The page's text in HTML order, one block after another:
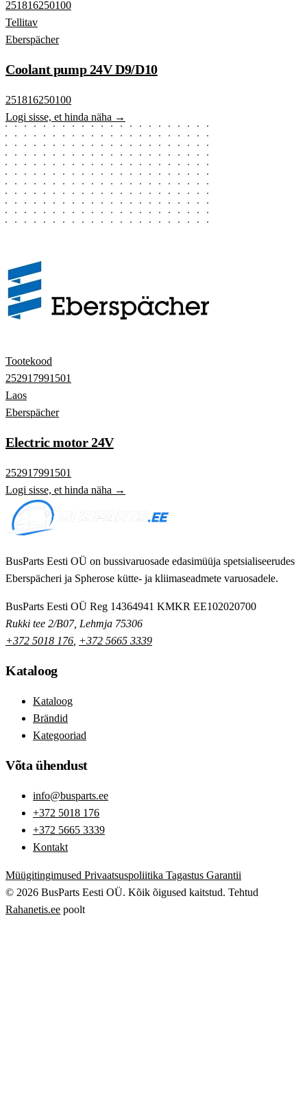
251816250100
Tellitav
Eberspächer
Coolant pump 24V D9/D10
251816250100
Logi sisse, et hinda näha →
Tootekood
252917991501
Laos
Eberspächer
Electric motor 24V
252917991501
Logi sisse, et hinda näha →
BusParts Eesti OÜ on bussivaruosade edasimüüja spetsialiseerudes
Eberspächeri ja Spherose kütte- ja kliimaseadmete varuosadele.
BusParts Eesti OÜ Reg 14364941 KMKR EE102020700
Rukki tee 2/B07, Lehmja 75306
+372 5018 176 +372 5665 3339
Kataloog
Kataloog
Brändid
Kategooriad
Võta ühendust
info@busparts.ee
+372 5018 176
+372 5665 3339
Kontakt
Müügitingimused Privaatsuspoliitika Tagastus Garantii
© 2026 BusParts Eesti OÜ. Kõik õigused kaitstud. Tehtud
Rahanetis.ee poolt